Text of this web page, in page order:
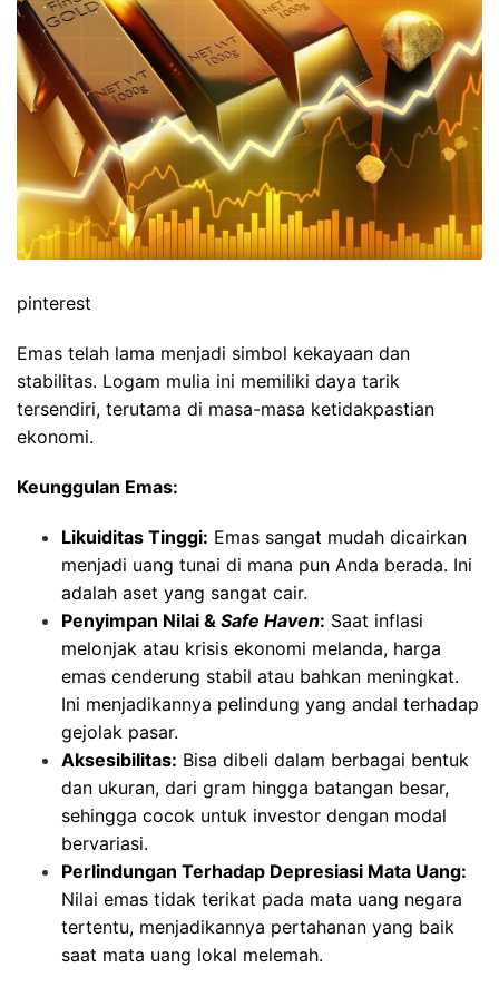
pinterest
Emas telah lama menjadi simbol kekayaan dan
stabilitas. Logam mulia ini memiliki daya tarik
tersendiri, terutama di masa-masa ketidakpastian
ekonomi.
Keunggulan Emas:
Likuiditas Tinggi: Emas sangat mudah dicairkan
menjadi uang tunai di mana pun Anda berada. Ini
adalah aset yang sangat cair.
Penyimpan Nilai & Safe Haven: Saat inflasi
melonjak atau krisis ekonomi melanda, harga
emas cenderung stabil atau bahkan meningkat.
Ini menjadikannya pelindung yang andal terhadap
gejolak pasar.
Aksesibilitas: Bisa dibeli dalam berbagai bentuk
dan ukuran, dari gram hingga batangan besar,
sehingga cocok untuk investor dengan modal
bervariasi.
Perlindungan Terhadap Depresiasi Mata Uang:
Nilai emas tidak terikat pada mata uang negara
tertentu, menjadikannya pertahanan yang baik
saat mata uang lokal melemah.